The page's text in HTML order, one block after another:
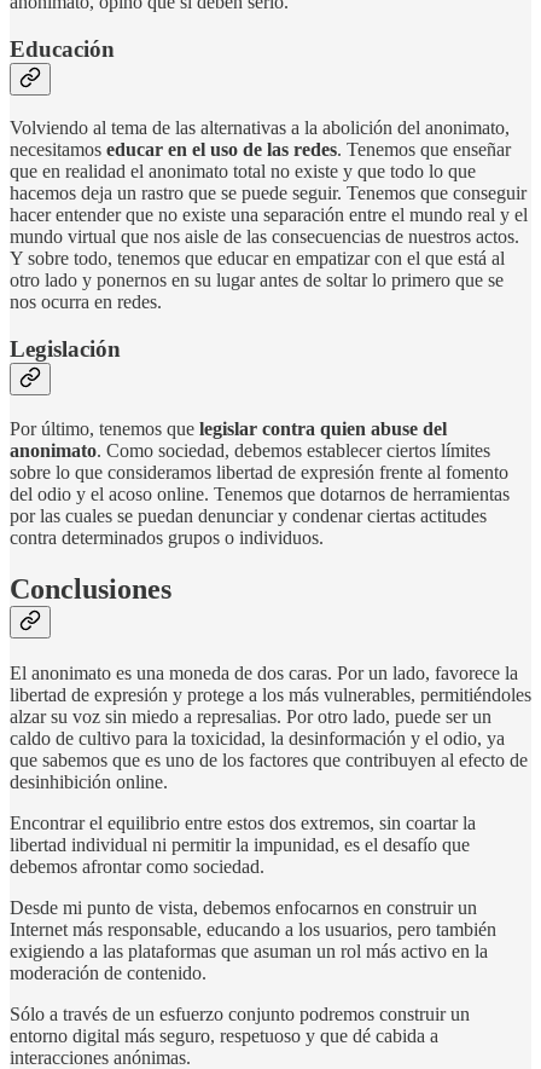
Educación
Volviendo al tema de las alternativas a la abolición del anonimato,
necesitamos educar en el uso de las redes. Tenemos que enseñar
que en realidad el anonimato total no existe y que todo lo que
hacemos deja un rastro que se puede seguir. Tenemos que conseguir
hacer entender que no existe una separación entre el mundo real y el
mundo virtual que nos aisle de las consecuencias de nuestros actos.
Y sobre todo, tenemos que educar en empatizar con el que está al
otro lado y ponernos en su lugar antes de soltar lo primero que se
nos ocurra en redes.
Legislación
Por último, tenemos que legislar contra quien abuse del
anonimato. Como sociedad, debemos establecer ciertos límites
sobre lo que consideramos libertad de expresión frente al fomento
del odio y el acoso online. Tenemos que dotarnos de herramientas
por las cuales se puedan denunciar y condenar ciertas actitudes
contra determinados grupos o individuos.
Conclusiones
El anonimato es una moneda de dos caras. Por un lado, favorece la
libertad de expresión y protege a los más vulnerables, permitiéndoles
alzar su voz sin miedo a represalias. Por otro lado, puede ser un
caldo de cultivo para la toxicidad, la desinformación y el odio, ya
que sabemos que es uno de los factores que contribuyen al efecto de
desinhibición online.
Encontrar el equilibrio entre estos dos extremos, sin coartar la
libertad individual ni permitir la impunidad, es el desafío que
debemos afrontar como sociedad.
Desde mi punto de vista, debemos enfocarnos en construir un
Internet más responsable, educando a los usuarios, pero también
exigiendo a las plataformas que asuman un rol más activo en la
moderación de contenido.
Sólo a través de un esfuerzo conjunto podremos construir un
entorno digital más seguro, respetuoso y que dé cabida a
interacciones anónimas.